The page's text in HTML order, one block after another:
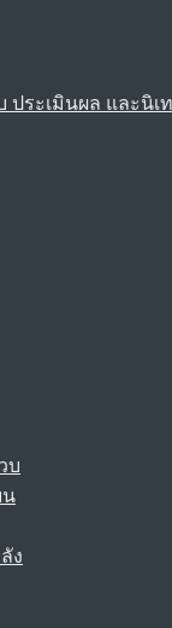
ระเมินผล และนิเ
บ
น
ง